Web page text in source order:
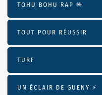
TOHU BOHU RAP 🤟
TOUT POUR RÉUSSIR
TURF
UN ÉCLAIR DE GUENY ⚡️